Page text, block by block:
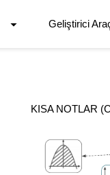
Geliştirici
KISA NOTLAR